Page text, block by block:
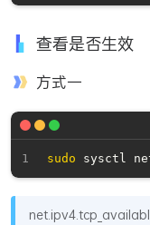
查看是否生效
方式一
sudo